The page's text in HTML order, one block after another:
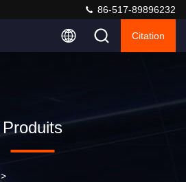
86-517-89896232
Citation
Produits
>